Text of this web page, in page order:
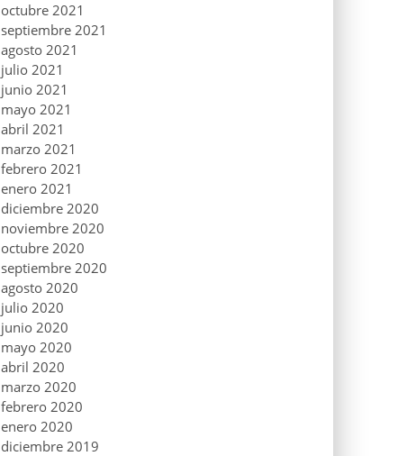
octubre 2021
septiembre 2021
agosto 2021
julio 2021
junio 2021
mayo 2021
abril 2021
marzo 2021
febrero 2021
enero 2021
diciembre 2020
noviembre 2020
octubre 2020
septiembre 2020
agosto 2020
julio 2020
junio 2020
mayo 2020
abril 2020
marzo 2020
febrero 2020
enero 2020
diciembre 2019